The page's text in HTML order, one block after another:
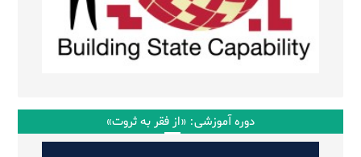
دوره آموزشی: «از فقر به ثروت»